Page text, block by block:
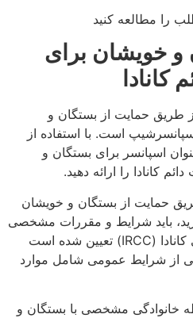
را مطالعه کنید
و خویشان برای
طریق حمایت از بستگان و
است. با استفاده از
اسپانسر برای بستگان و
کانادا را ارائه دهید.
حمایت از بستگان و خویشان
باید شرایط و مقررات مشخصی
را که توسط سازمان مهاجرتی کانادا (IRCC) تعیین شده است
از شرایط عمومی شامل موارد
خانوادگی مشخصی با بستگان و